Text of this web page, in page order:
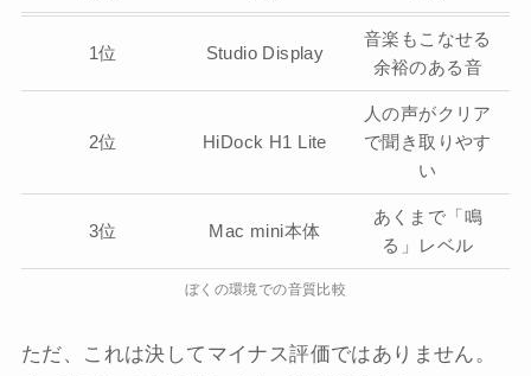
1位 Studio Display
音楽もこなせる
余裕のある音
2位 HiDock H1 Lite
人の声がクリア
で聞き取りやす
い
3位 Mac mini本体
あくまで「鳴
る」レベル
ぼくの環境での音質比較
ただ、これは決してマイナス評価ではありません。